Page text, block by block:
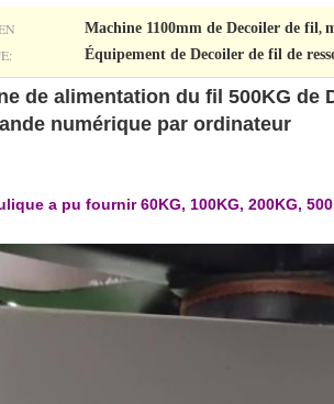
Machine 1100mm de Decoiler de fil,
Équipement de Decoiler de fil de
de alimentation du fil 500KG
numérique par ordinateur
a pu fournir 60KG, 100KG, 200KG,